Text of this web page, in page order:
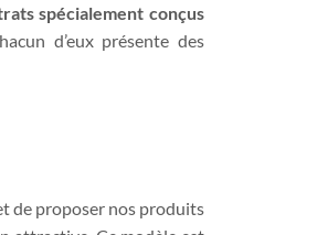
spécialement conçus
d’eux présente des
de proposer nos produits